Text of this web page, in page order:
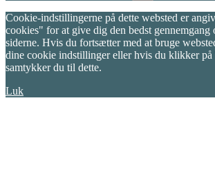
Cookie-indstillingerne på dette websted er
cookies" for at give dig den bedst gennemgang
siderne. Hvis du fortsætter med at bruge
dine cookie indstillinger eller hvis du klikker på
samtykker du til dette.
Luk